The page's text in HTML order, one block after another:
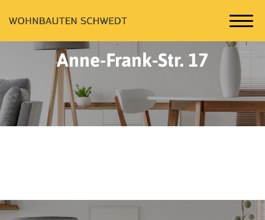
Anne-Frank-Str. 17